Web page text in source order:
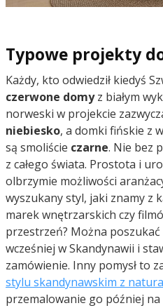
Typowe projekty
Każdy, kto odwiedził kiedyś
czerwone domyz białym
norweski w projekcie
niebiesko, a domki fińskie z
są smoliście czarne. Nie bez
z całego świata. Prostota i
olbrzymie możliwości
wyszukany styl, jaki znamy z
marek wnętrzarskich czy
przestrzeń? Można
wcześniej w Skandynawii i
zamówienie. Inny pomysł to
stylu skandynawskim z
przemalowanie go później